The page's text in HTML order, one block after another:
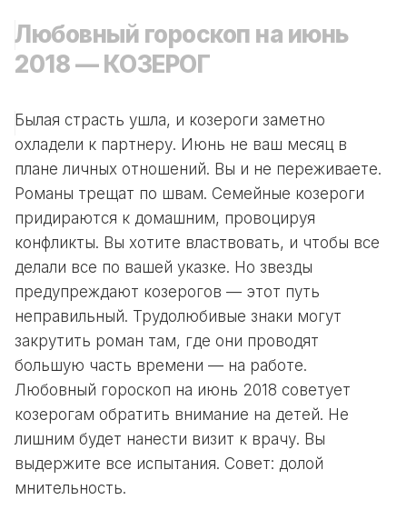
Любовный гороскоп на июнь
2018 — КОЗЕРОГ
Былая страсть ушла, и козероги заметно
охладели к партнеру. Июнь не ваш месяц в
плане личных отношений. Вы и не переживаете.
Романы трещат по швам. Семейные козероги
придираются к домашним, провоцируя
конфликты. Вы хотите властвовать, и чтобы все
делали все по вашей указке. Но звезды
предупреждают козерогов — этот путь
неправильный. Трудолюбивые знаки могут
закрутить роман там, где они проводят
большую часть времени — на работе.
Любовный гороскоп на июнь 2018 советует
козерогам обратить внимание на детей. Не
лишним будет нанести визит к врачу. Вы
выдержите все испытания. Совет: долой
мнительность.